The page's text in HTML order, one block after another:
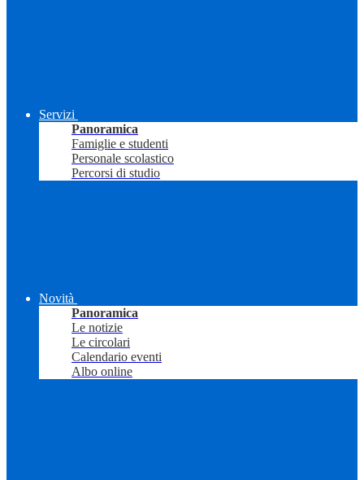
Servizi
Panoramica
Famiglie e studenti
Personale scolastico
Percorsi di studio
Novità
Panoramica
Le notizie
Le circolari
Calendario eventi
Albo online